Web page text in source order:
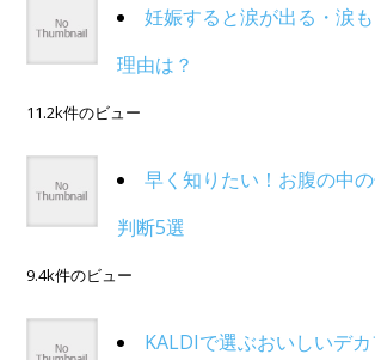
妊娠すると涙が出る・涙
理由は？
11.2k件のビュー
早く知りたい！お腹の中
判断5選
9.4k件のビュー
KALDIで選ぶおいしいデ